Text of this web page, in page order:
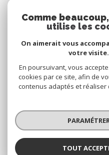
Nous
© 2026 |
Nos partenaires
Comme
utilise les
On aimerait vous
votre visite.
En poursuivant, vous
cookies par ce site, afin de
contenus adaptés et réaliser
PARAMÉTRER
TOUT